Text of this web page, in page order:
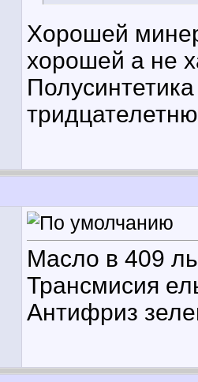
Хорошей
хорошей а не
Масло в 409
Трансмисия
Антифриз